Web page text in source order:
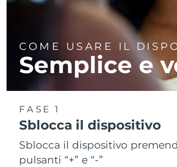
COME USARE IL
Semplice e
FASE 1
Sblocca il dispositivo
Sblocca il dispositivo
pulsanti “+” e “-”